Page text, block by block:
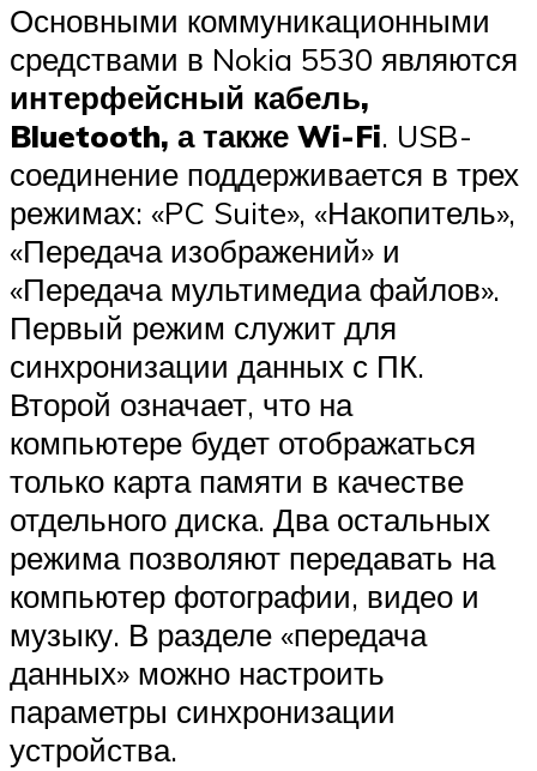
Основными коммуникационными
средствами в Nokia 5530 являются
интерфейсный кабель,
Bluetooth, а также Wi-Fi. USB-
соединение поддерживается в трех
режимах: «PC Suite», «Накопитель»,
«Передача изображений» и
«Передача мультимедиа файлов».
Первый режим служит для
синхронизации данных с ПК.
Второй означает, что на
компьютере будет отображаться
только карта памяти в качестве
отдельного диска. Два остальных
режима позволяют передавать на
компьютер фотографии, видео и
музыку. В разделе «передача
данных» можно настроить
параметры синхронизации
устройства.